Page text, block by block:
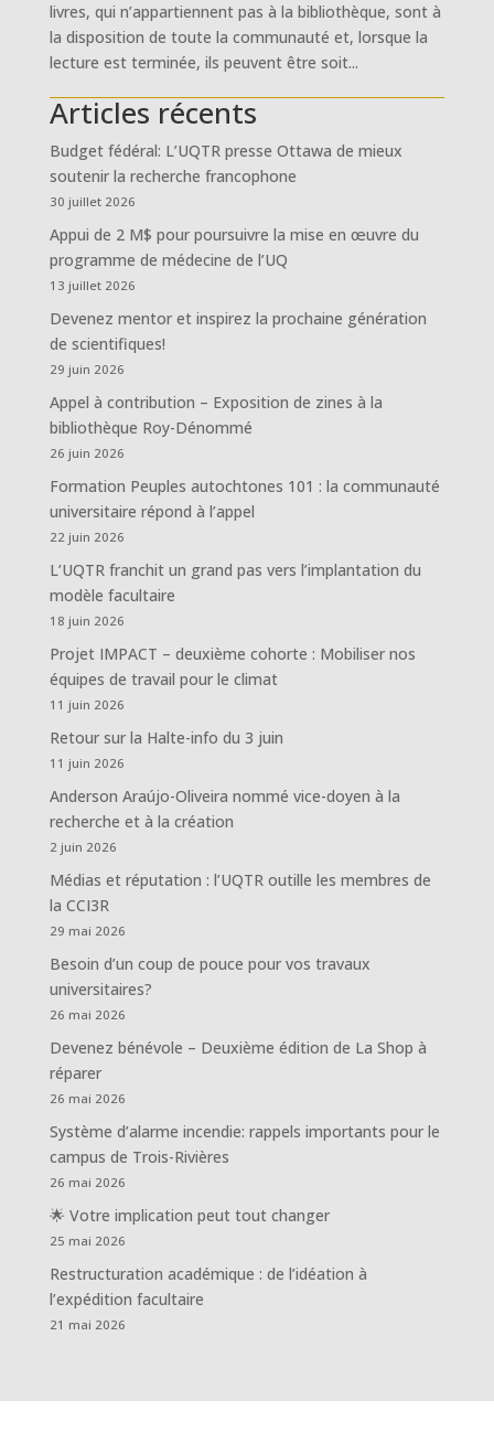
livres, qui n’appartiennent pas à la bibliothèque, sont à
la disposition de toute la communauté et, lorsque la
lecture est terminée, ils peuvent être soit...
Articles récents
Budget fédéral: L’UQTR presse Ottawa de mieux
soutenir la recherche francophone
30 juillet 2026
Appui de 2 M$ pour poursuivre la mise en œuvre du
programme de médecine de l’UQ
13 juillet 2026
Devenez mentor et inspirez la prochaine génération
de scientifiques!
29 juin 2026
Appel à contribution – Exposition de zines à la
bibliothèque Roy-Dénommé
26 juin 2026
Formation Peuples autochtones 101 : la communauté
universitaire répond à l’appel
22 juin 2026
L’UQTR franchit un grand pas vers l’implantation du
modèle facultaire
18 juin 2026
Projet IMPACT – deuxième cohorte : Mobiliser nos
équipes de travail pour le climat
11 juin 2026
Retour sur la Halte-info du 3 juin
11 juin 2026
Anderson Araújo-Oliveira nommé vice-doyen à la
recherche et à la création
2 juin 2026
Médias et réputation : l’UQTR outille les membres de
la CCI3R
29 mai 2026
Besoin d’un coup de pouce pour vos travaux
universitaires?
26 mai 2026
Devenez bénévole – Deuxième édition de La Shop à
réparer
26 mai 2026
Système d’alarme incendie: rappels importants pour le
campus de Trois-Rivières
26 mai 2026
🌟 Votre implication peut tout changer
25 mai 2026
Restructuration académique : de l’idéation à
l’expédition facultaire
21 mai 2026